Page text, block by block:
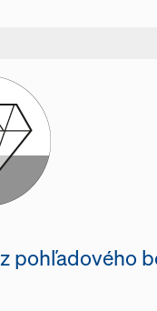
pohľadového